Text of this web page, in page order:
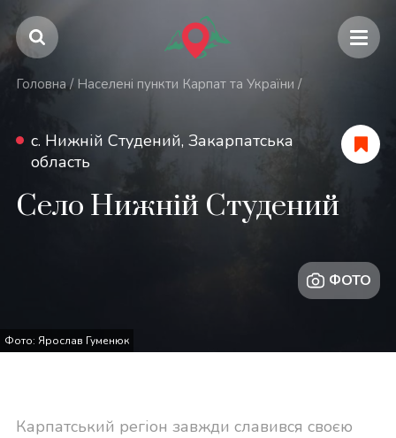
Головна / Населені пункти Карпат та України /
с. Нижній Студений, Закарпатська
область
Село Нижній Студений
ФОТО
Фото: Ярослав Гуменюк
Карпатський регіон завжди славився своєю